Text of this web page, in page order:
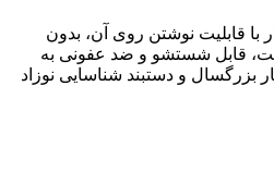
با قابلیت نوشتن روی آن، بدون
قابل شستشو و ضد عفونی به
بزرگسال و دستبند شناسایی نوزاد